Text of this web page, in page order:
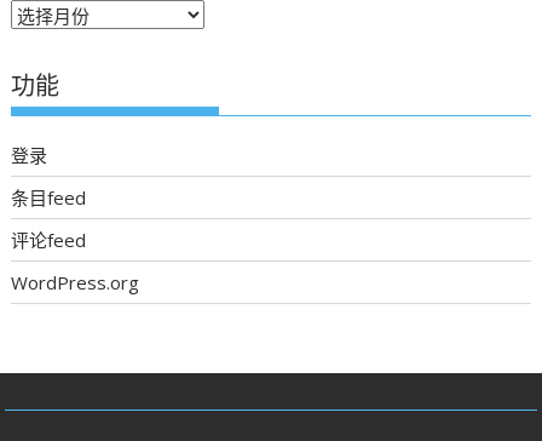
往
新
聞
功能
登录
条目feed
评论feed
WordPress.org